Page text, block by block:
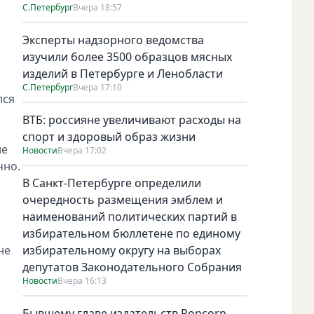
С.ПетербургВчера 18:57
Эксперты надзорного ведомства
изучили более 3500 образцов мясных
изделий в Петербурге и Ленобласти
С.ПетербургВчера 17:10
ВТБ: россияне увеличивают расходы на
спорт и здоровый образ жизни
НовостиВчера 17:02
В Санкт-Петербурге определили
очередность размещения эмблем и
наименований политических партий в
избирательном бюллетене по единому
избирательному округу на выборах
депутатов Законодательного Собрания
НовостиВчера 16:13